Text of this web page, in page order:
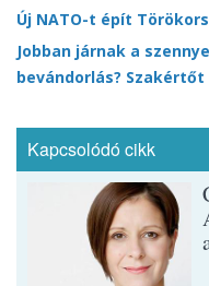
Új NATO-t épít
Jobban járnak a
bevándorlás?
Kapcsolódó cikk